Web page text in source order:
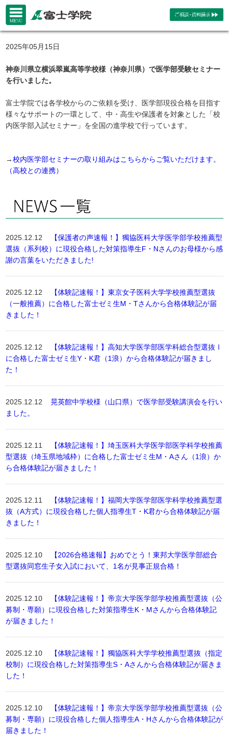
2025年05月15日
神奈川県立横浜翠嵐高等学校様（神奈川県）で医学部受験セミナー
を行いました。
富士学院では各学校からのご依頼を受け、医学部現役合格を目指す
様々なサポートの一環として、中・高生や保護者を対象とした「校
内医学部入試セミナー」を全国の進学校で行っています。
→校内医学部セミナーの取り組みはこちらからご覧いただけます。
（高校との連携）
2025.12.12
【保護者の声速報！】獨協医科大学医学部学校推薦型
選抜（系列校）に現役合格した対策指導生F・Nさんのお母様から感
謝の言葉をいただきました!
2025.12.12
【体験記速報！】東京女子医科大学学校推薦型選抜
（一般推薦）に合格した富士ゼミ生M・Tさんから合格体験記が届
きました！
2025.12.12
【体験記速報！】高知大学医学部医学科総合型選抜Ⅰ
に合格した富士ゼミ生Y・K君（1浪）から合格体験記が届きまし
た！
2025.12.12晃英館中学校様（山口県）で医学部受験講演会を行い
ました。
2025.12.11
【体験記速報！】埼玉医科大学医学部医学科学校推薦
型選抜（埼玉県地域枠）に合格した富士ゼミ生M・Aさん（1浪）か
ら合格体験記が届きました！
2025.12.11
【体験記速報！】福岡大学医学部医学科学校推薦型選
抜（A方式）に現役合格した個人指導生T・K君から合格体験記が届
きました！
2025.12.10
【2026合格速報】おめでとう！東邦大学医学部総合
型選抜同窓生子女入試において、1名が見事正規合格！
2025.12.10
【体験記速報！】帝京大学医学部学校推薦型選抜（公
募制・専願）に現役合格した対策指導生K・Mさんから合格体験記
が届きました！
2025.12.10
【体験記速報！】獨協医科大学学校推薦型選抜（指定
校制）に現役合格した対策指導生S・Aさんから合格体験記が届きま
した！
2025.12.10
【体験記速報！】帝京大学医学部学校推薦型選抜（公
募制・専願）に現役合格した個人指導生A・Hさんから合格体験記が
届きました！